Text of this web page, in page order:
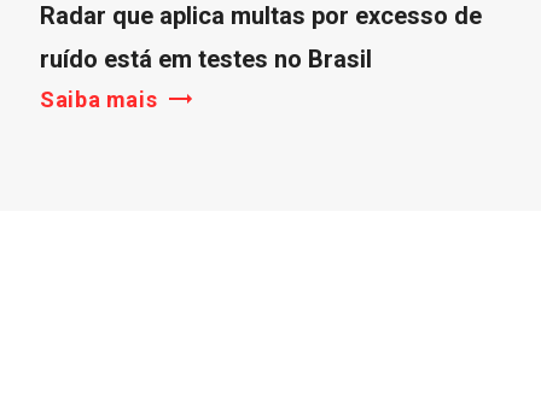
Radar que aplica multas por excesso de
ruído está em testes no Brasil
Saiba mais